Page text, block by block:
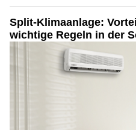
Split-Klimaanlage:
wichtige Regeln in der